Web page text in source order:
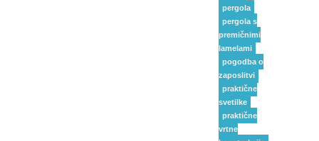
pergola
pergola s
premičnimi
lamelami
pogodba o
zaposlitvi
praktične
svetilke
praktične
vrtne